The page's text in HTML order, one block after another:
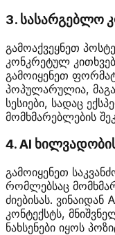
3. სასარგებლო
გამოაქვეყნეთ
კონკრეტულ
გამოიყენეთ
პოპულარულია,
სესიები, სადაც
მომხმარებლების
4. AI
გამოიყენეთ
რომლებსაც
ძიებისას.
კონტექსტს,
ნახსენები იყოს